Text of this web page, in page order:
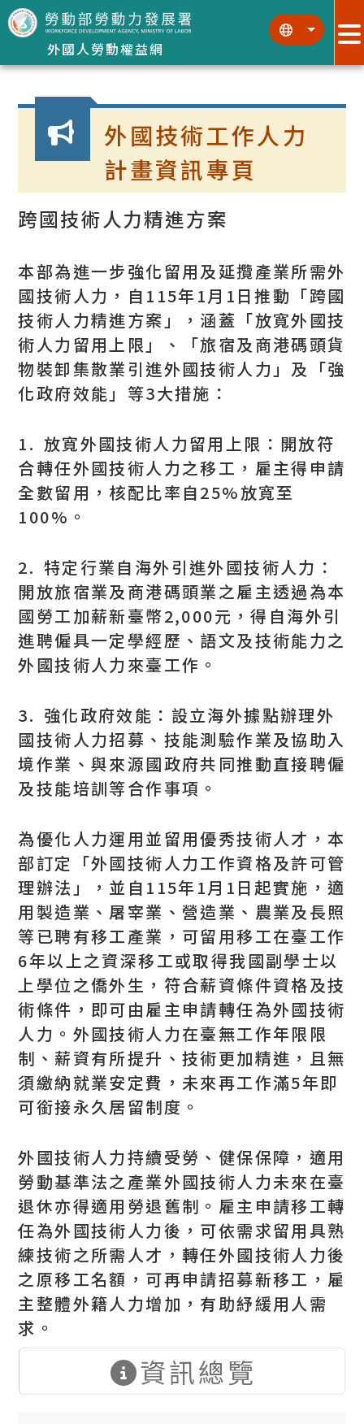
跳到主要內容區塊
外國人勞動權益網
::: :::
:::
外國技術工作人力
計畫資訊專頁
跨國技術人力精進方案
本部為進一步強化留用及延攬產業所需外
國技術人力，自115年1月1日推動「跨國
技術人力精進方案」，涵蓋「放寬外國技
術人力留用上限」、「旅宿及商港碼頭貨
物裝卸集散業引進外國技術人力」及「強
化政府效能」等3大措施：
1. 放寬外國技術人力留用上限：開放符
合轉任外國技術人力之移工，雇主得申請
全數留用，核配比率自25%放寬至
100%。
2. 特定行業自海外引進外國技術人力：
開放旅宿業及商港碼頭業之雇主透過為本
國勞工加薪新臺幣2,000元，得自海外引
進聘僱具一定學經歷、語文及技術能力之
外國技術人力來臺工作。
3. 強化政府效能：設立海外據點辦理外
國技術人力招募、技能測驗作業及協助入
境作業、與來源國政府共同推動直接聘僱
及技能培訓等合作事項。
為優化人力運用並留用優秀技術人才，本
部訂定「外國技術人力工作資格及許可管
理辦法」，並自115年1月1日起實施，適
用製造業、屠宰業、營造業、農業及長照
等已聘有移工產業，可留用移工在臺工作
6年以上之資深移工或取得我國副學士以
上學位之僑外生，符合薪資條件資格及技
術條件，即可由雇主申請轉任為外國技術
人力。外國技術人力在臺無工作年限限
制、薪資有所提升、技術更加精進，且無
須繳納就業安定費，未來再工作滿5年即
可銜接永久居留制度。
外國技術人力持續受勞、健保保障，適用
勞動基準法之產業外國技術人力未來在臺
退休亦得適用勞退舊制。雇主申請移工轉
任為外國技術人力後，可依需求留用具熟
練技術之所需人才，轉任外國技術人力後
之原移工名額，可再申請招募新移工，雇
主整體外籍人力增加，有助紓緩用人需
求。
資訊總覽